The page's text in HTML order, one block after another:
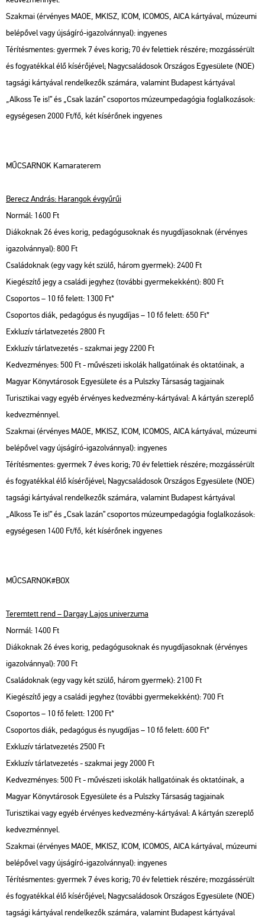
Szakmai (érvényes MAOE, MKISZ, ICOM, ICOMOS, AICA kártyával, múzeumi
belépővel vagy újságíró-igazolvánnyal): ingyenes
Térítésmentes: gyermek 7 éves korig; 70 év felettiek részére; mozgássérült
és fogyatékkal élő kísérőjével; Nagycsaládosok Országos Egyesülete (NOE)
tagsági kártyával rendelkezők számára, valamint Budapest kártyával
„Alkoss Te is!” és „Csak lazán” csoportos múzeumpedagógia foglalkozások:
egységesen 2000 Ft/fő, két kísérőnek ingyenes
MŰCSARNOK Kamaraterem
Berecz András: Harangok évgyűrűi
Normál: 1600 Ft
Diákoknak 26 éves korig, pedagógusoknak és nyugdíjasoknak (érvényes
igazolvánnyal): 800 Ft
Családoknak (egy vagy két szülő, három gyermek): 2400 Ft
Kiegészítő jegy a családi jegyhez (további gyermekekként): 800 Ft
Csoportos – 10 fő felett: 1300 Ft*
Csoportos diák, pedagógus és nyugdíjas – 10 fő felett: 650 Ft*
Exkluzív tárlatvezetés 2800 Ft
Exkluzív tárlatvezetés - szakmai jegy 2200 Ft
Kedvezményes: 500 Ft - művészeti iskolák hallgatóinak és oktatóinak, a
Magyar Könyvtárosok Egyesülete és a Pulszky Társaság tagjainak
Turisztikai vagy egyéb érvényes kedvezmény-kártyával: A kártyán szereplő
kedvezménnyel.
Szakmai (érvényes MAOE, MKISZ, ICOM, ICOMOS, AICA kártyával, múzeumi
belépővel vagy újságíró-igazolvánnyal): ingyenes
Térítésmentes: gyermek 7 éves korig; 70 év felettiek részére; mozgássérült
és fogyatékkal élő kísérőjével; Nagycsaládosok Országos Egyesülete (NOE)
tagsági kártyával rendelkezők számára, valamint Budapest kártyával
„Alkoss Te is!” és „Csak lazán” csoportos múzeumpedagógia foglalkozások:
egységesen 1400 Ft/fő, két kísérőnek ingyenes
MŰCSARNOK#BOX
Teremtett rend – Dargay Lajos univerzuma
Normál: 1400 Ft
Diákoknak 26 éves korig, pedagógusoknak és nyugdíjasoknak (érvényes
igazolvánnyal): 700 Ft
Családoknak (egy vagy két szülő, három gyermek): 2100 Ft
Kiegészítő jegy a családi jegyhez (további gyermekekként): 700 Ft
Csoportos – 10 fő felett: 1200 Ft*
Csoportos diák, pedagógus és nyugdíjas – 10 fő felett: 600 Ft*
Exkluzív tárlatvezetés 2500 Ft
Exkluzív tárlatvezetés - szakmai jegy 2000 Ft
Kedvezményes: 500 Ft - művészeti iskolák hallgatóinak és oktatóinak, a
Magyar Könyvtárosok Egyesülete és a Pulszky Társaság tagjainak
Turisztikai vagy egyéb érvényes kedvezmény-kártyával: A kártyán szereplő
kedvezménnyel.
Szakmai (érvényes MAOE, MKISZ, ICOM, ICOMOS, AICA kártyával, múzeumi
belépővel vagy újságíró-igazolvánnyal): ingyenes
Térítésmentes: gyermek 7 éves korig; 70 év felettiek részére; mozgássérült
és fogyatékkal élő kísérőjével; Nagycsaládosok Országos Egyesülete (NOE)
tagsági kártyával rendelkezők számára, valamint Budapest kártyával